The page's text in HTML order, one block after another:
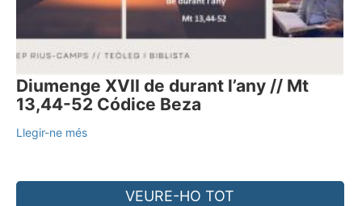
Diumenge XVII de durant l’any // Mt
13,44-52 Códice Beza
Llegir-ne més
VEURE-HO TOT